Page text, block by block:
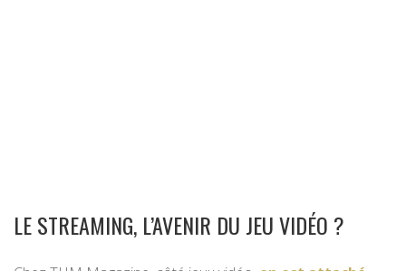
LE STREAMING, L’AVENIR DU JEU VIDÉO ?